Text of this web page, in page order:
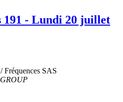
191 - Lundi 20 juillet
SAS